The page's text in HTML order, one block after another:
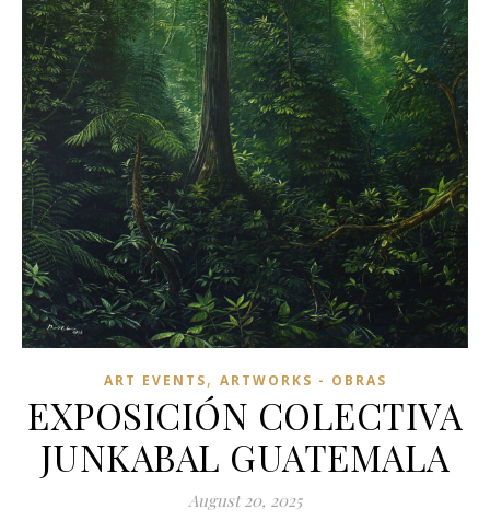
ART EVENTS, ARTWORKS - OBRAS
EXPOSICIÓN COLECTIVA
JUNKABAL GUATEMALA
August 20, 2025